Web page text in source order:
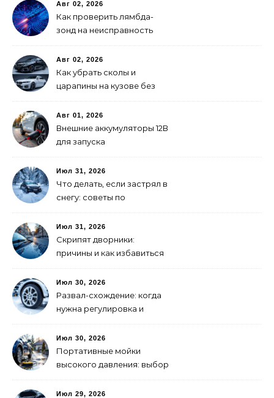
Авг 02, 2026
Как проверить лямбда-
зонд на неисправность
Авг 02, 2026
Как убрать сколы и
царапины на кузове без
Авг 01, 2026
Внешние аккумуляторы 12В
для запуска
выбрать
Июл 31, 2026
Что делать, если застрял в
снегу: советы по
Июл 31, 2026
Скрипят дворники:
причины и как избавиться
Июл 30, 2026
Развал-схождение: когда
нужна регулировка и
Июл 30, 2026
Портативные мойки
высокого давления: выбор
мойки авто
Июл 29, 2026